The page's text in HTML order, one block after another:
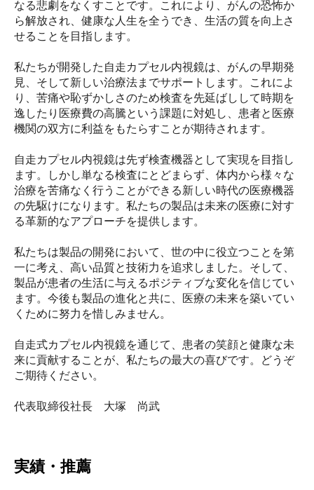
なる悲劇をなくすことです。これにより、がんの恐怖か
ら解放され、健康な人生を全うでき、生活の質を向上さ
せることを目指します。
私たちが開発した自走カプセル内視鏡は、がんの早期発
見、そして新しい治療法までサポートします。これによ
り、苦痛や恥ずかしさのため検査を先延ばしして時期を
逸したり医療費の高騰という課題に対処し、患者と医療
機関の双方に利益をもたらすことが期待されます。
自走カプセル内視鏡は先ず検査機器として実現を目指し
ます。しかし単なる検査にとどまらず、体内から様々な
治療を苦痛なく行うことができる新しい時代の医療機器
の先駆けになります。私たちの製品は未来の医療に対す
る革新的なアプローチを提供します。
私たちは製品の開発において、世の中に役立つことを第
一に考え、高い品質と技術力を追求しました。そして、
製品が患者の生活に与えるポジティブな変化を信じてい
ます。今後も製品の進化と共に、医療の未来を築いてい
くために努力を惜しみません。
自走式カプセル内視鏡を通じて、患者の笑顔と健康な未
来に貢献することが、私たちの最大の喜びです。どうぞ
ご期待ください。
代表取締役社長 大塚 尚武
実績・推薦